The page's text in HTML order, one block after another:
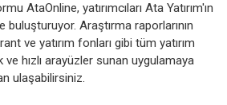
AtaOnline, yatırımcıları Ata Yatırım'ın
buluşturuyor. Araştırma raporlarının
ve yatırım fonları gibi tüm yatırım
hızlı arayüzler sunan uygulamaya
ulaşabilirsiniz.